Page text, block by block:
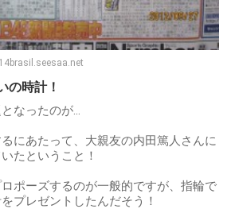
の時計！
なったのが…
にあたって、大親友の内田篤人さんに
たということ！
ポーズするのが一般的ですが、指輪で
プレゼントしたんだそう！